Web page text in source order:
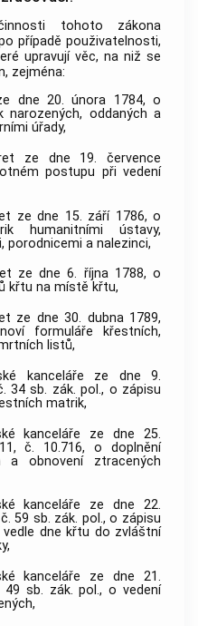
tohoto zákona
případě použivatelnosti,
upravují věc, na niž se
zejména:
dne 20. února 1784, o
narozených, oddaných a
úřady,
ze dne 19. července
postupu při vedení
ze dne 15. září 1786, o
humanitními ústavy,
porodnicemi a nalezinci,
ze dne 6. října 1788, o
křtu na místě křtu,
ze dne 30. dubna 1789,
formuláře křestních,
listů,
kanceláře ze dne 9.
34 sb. zák. pol., o zápisu
matrik,
kanceláře ze dne 25.
č. 10.716, o doplnění
a obnovení ztracených
kanceláře ze dne 22.
59 sb. zák. pol., o zápisu
vedle dne křtu do zvláštní
kanceláře ze dne 21.
49 sb. zák. pol., o vedení